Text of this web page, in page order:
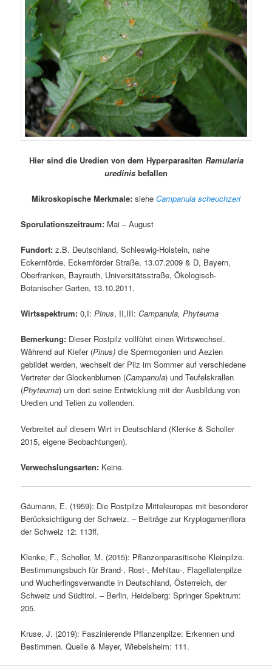
Hier sind die Uredien von dem Hyperparasiten Ramularia
uredinis befallen
Mikroskopische Merkmale: siehe Campanula scheuchzeri
Sporulationszeitraum: Mai – August
Fundort:z.B. Deutschland, Schleswig-Holstein, nahe
Eckernförde, Eckernförder Straße, 13.07.2009 & D, Bayern,
Oberfranken, Bayreuth, Universitätsstraße, Ökologisch-
Botanischer Garten, 13.10.2011.
Wirtsspektrum: 0,I:Pinus, II,III:Campanula, Phyteuma
Bemerkung: Dieser Rostpilz vollführt einen Wirtswechsel.
Während auf Kiefer (Pinus) die Spermogonien und Aezien
gebildet werden, wechselt der Pilz im Sommer auf verschiedene
Vertreter der Glockenblumen (Campanula) und Teufelskrallen
(Phyteuma) um dort seine Entwicklung mit der Ausbildung von
Uredien und Telien zu vollenden.
Verbreitet auf diesem Wirt in Deutschland (Klenke & Scholler
2015, eigene Beobachtungen).
Verwechslungsarten: Keine.
Gäumann, E. (1959): Die Rostpilze Mitteleuropas mit besonderer
Berücksichtigung der Schweiz. – Beiträge zur Kryptogamenflora
der Schweiz 12: 113ff.
Klenke, F., Scholler, M. (2015): Pflanzenparasitische Kleinpilze.
Bestimmungsbuch für Brand-, Rost-, Mehltau-, Flagellatenpilze
und Wucherlingsverwandte in Deutschland, Österreich, der
Schweiz und Südtirol. – Berlin, Heidelberg: Springer Spektrum:
205.
Kruse, J. (2019): Faszinierende Pflanzenpilze: Erkennen und
Bestimmen. Quelle & Meyer, Wiebelsheim: 111.